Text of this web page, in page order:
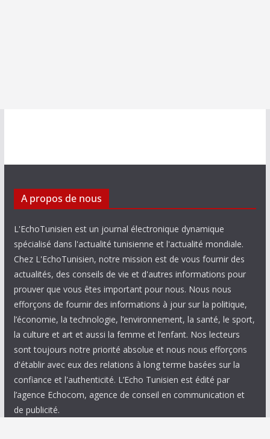
A propos de nous
L'EchoTunisien est un journal électronique dynamique
spécialisé dans l'actualité tunisienne et l'actualité mondiale.
Chez L'EchoTunisien, notre mission est de vous fournir des
actualités, des conseils de vie et d'autres informations pour
prouver que vous êtes important pour nous. Nous nous
efforçons de fournir des informations à jour sur la politique,
l’économie, la technologie, l’environnement, la santé, le sport,
la culture et art et aussi la femme et l’enfant. Nos lecteurs
sont toujours notre priorité absolue et nous nous efforçons
d'établir avec eux des relations à long terme basées sur la
confiance et l'authenticité. L’Echo Tunisien est édité par
l’agence Echocom, agence de conseil en communication et
de publicité.